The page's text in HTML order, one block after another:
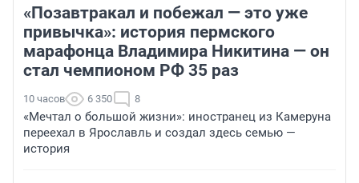
«Позавтракал и побежал — это уже
привычка»: история пермского
марафонца Владимира Никитина — он
стал чемпионом РФ 35 раз
10 часов 6 350 8
«Мечтал о большой жизни»: иностранец из Камеруна
переехал в Ярославль и создал здесь семью —
история